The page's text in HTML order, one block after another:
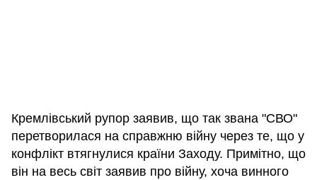
Кремлівський рупор заявив, що так звана "СВО"
перетворилася на справжню війну через те, що у
конфлікт втягнулися країни Заходу. Примітно, що
він на весь світ заявив про війну, хоча винного